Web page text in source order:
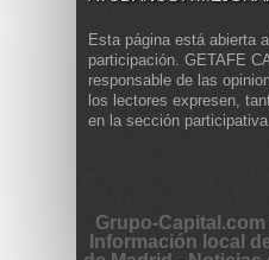
Esta página está abierta
participación. GETAFE
responsable de las
los lectores expresen,
en la sección
Grupo-
Información local